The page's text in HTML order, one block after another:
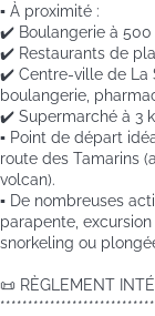
▪️ À proximité :
✔️ Boulangerie à 500
✔️ Restaurants de
✔️ Centre-ville de La
boulangerie,
✔️ Supermarché à 3
▪️ Point de départ
route des Tamarins
volcan).
▪️ De nombreuses
parapente,
snorkeling ou
📜 RÈGLEMENT